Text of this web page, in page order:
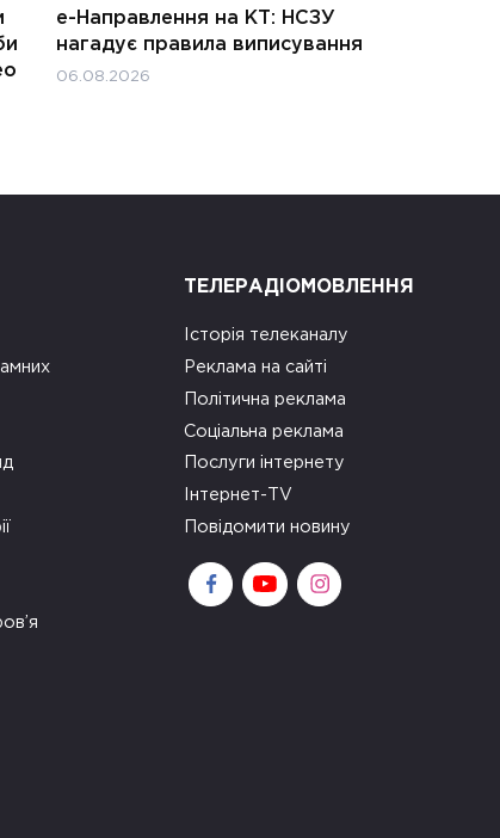
е-Направлення на КТ: НСЗУ
нагадує правила виписування
06.08.2026
ТЕЛЕРАДІОМОВЛЕННЯ
Історія телеканалу
Реклама на сайті
Політична реклама
Соціальна реклама
Послуги інтернету
Інтернет-TV
Повідомити новину